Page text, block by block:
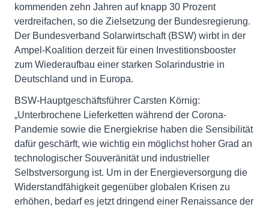
kommenden zehn Jahren auf knapp 30 Prozent
verdreifachen, so die Zielsetzung der Bundesregierung.
Der Bundesverband Solarwirtschaft (BSW) wirbt in der
Ampel-Koalition derzeit für einen Investitionsbooster
zum Wiederaufbau einer starken Solarindustrie in
Deutschland und in Europa.
BSW-Hauptgeschäftsführer Carsten Körnig:
„Unterbrochene Lieferketten während der Corona-
Pandemie sowie die Energiekrise haben die Sensibilität
dafür geschärft, wie wichtig ein möglichst hoher Grad an
technologischer Souveränität und industrieller
Selbstversorgung ist. Um in der Energieversorgung die
Widerstandfähigkeit gegenüber globalen Krisen zu
erhöhen, bedarf es jetzt dringend einer Renaissance der